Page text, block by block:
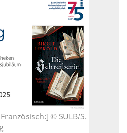
© SULB/S.